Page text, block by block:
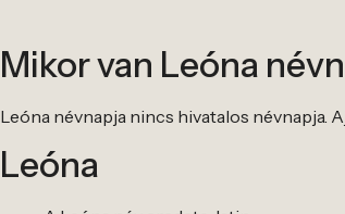
Mikor van Leóna
Leóna névnapja nincs hivatalos névnapja.
Leóna